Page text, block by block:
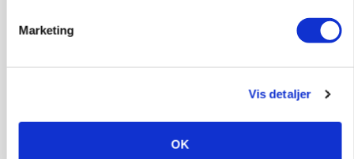
Marketing
Vis detaljer
OK